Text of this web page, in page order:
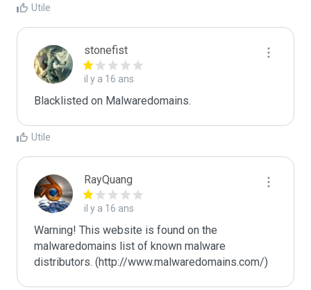
Utile
stonefist
il y a 16 ans
Blacklisted on Malwaredomains.
Utile
RayQuang
il y a 16 ans
Warning! This website is found on the
malwaredomains list of known malware
distributors. (http://www.malwaredomains.com/)